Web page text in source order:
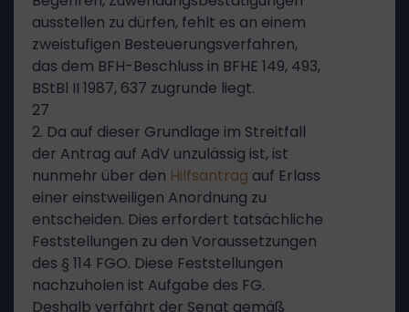
ausstellen zu dürfen, fehlt es an einem
zweistufigen Besteuerungsverfahren,
das dem BFH-Beschluss in BFHE 149, 493,
BStBl II 1987, 637 zugrunde liegt.
27
2. Da auf dieser Grundlage im Streitfall
der Antrag auf AdV unzulässig ist, ist
nunmehr über den Hilfsantrag auf Erlass
einer einstweiligen Anordnung zu
entscheiden. Dies erfordert tatsächliche
Feststellungen zu den Voraussetzungen
des § 114 FGO. Diese Feststellungen
nachzuholen ist Aufgabe des FG.
Deshalb verfährt der Senat gemäß